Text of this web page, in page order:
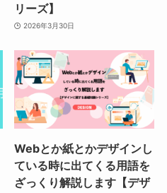
リーズ】
2026年3月30日
Webとか紙とかデザインし
ている時に出てくる用語を
ざっくり解説します【デザ